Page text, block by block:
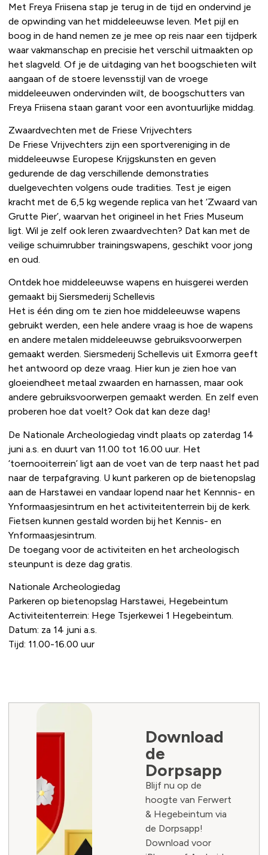
Met Freya Friisena stap je terug in de tijd en ondervind je
de opwinding van het middeleeuwse leven. Met pijl en
boog in de hand nemen ze je mee op reis naar een tijdperk
waar vakmanschap en precisie het verschil uitmaakten op
het slagveld. Of je de uitdaging van het boogschieten wilt
aangaan of de stoere levensstijl van de vroege
middeleeuwen ondervinden wilt, de boogschutters van
Freya Friisena staan garant voor een avontuurlijke middag.
Zwaardvechten met de Friese Vrijvechters
De Friese Vrijvechters zijn een sportvereniging in de
middeleeuwse Europese Krijgskunsten en geven
gedurende de dag verschillende demonstraties
duelgevechten volgens oude tradities. Test je eigen
kracht met de 6,5 kg wegende replica van het ‘Zwaard van
Grutte Pier’, waarvan het origineel in het Fries Museum
ligt. Wil je zelf ook leren zwaardvechten? Dat kan met de
veilige schuimrubber trainingswapens, geschikt voor jong
en oud.
Ontdek hoe middeleeuwse wapens en huisgerei werden
gemaakt bij Siersmederij Schellevis
Het is één ding om te zien hoe middeleeuwse wapens
gebruikt werden, een hele andere vraag is hoe de wapens
en andere metalen middeleeuwse gebruiksvoorwerpen
gemaakt werden. Siersmederij Schellevis uit Exmorra geeft
het antwoord op deze vraag. Hier kun je zien hoe van
gloeiendheet metaal zwaarden en harnassen, maar ook
andere gebruiksvoorwerpen gemaakt werden. En zelf even
proberen hoe dat voelt? Ook dat kan deze dag!
De Nationale Archeologiedag vindt plaats op zaterdag 14
juni a.s. en duurt van 11.00 tot 16.00 uur. Het
‘toernooiterrein’ ligt aan de voet van de terp naast het pad
naar de terpafgraving. U kunt parkeren op de bietenopslag
aan de Harstawei en vandaar lopend naar het Kennnis- en
Ynformaasjesintrum en het activiteitenterrein bij de kerk.
Fietsen kunnen gestald worden bij het Kennis- en
Ynformaasjesintrum.
De toegang voor de activiteiten en het archeologisch
steunpunt is deze dag gratis.
Nationale Archeologiedag
Parkeren op bietenopslag Harstawei, Hegebeintum
Activiteitenterrein: Hege Tsjerkewei 1 Hegebeintum.
Datum: za 14 juni a.s.
Tijd: 11.00-16.00 uur
Download
de
Dorpsapp
Blijf nu op de
hoogte van Ferwert
& Hegebeintum via
de Dorpsapp!
Download voor